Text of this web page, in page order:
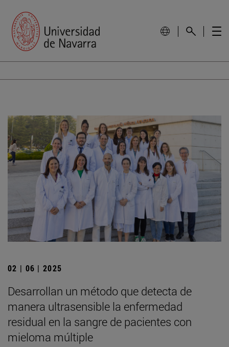
02 | 06 | 2025
Desarrollan un método que detecta de
manera ultrasensible la enfermedad
residual en la sangre de pacientes con
mieloma múltiple